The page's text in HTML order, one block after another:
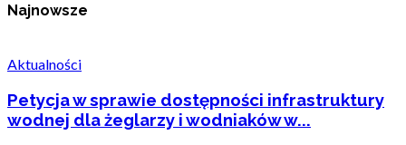
Najnowsze
Aktualności
Petycja w sprawie dostępności infrastruktury
wodnej dla żeglarzy i wodniaków w...